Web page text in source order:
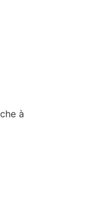
à